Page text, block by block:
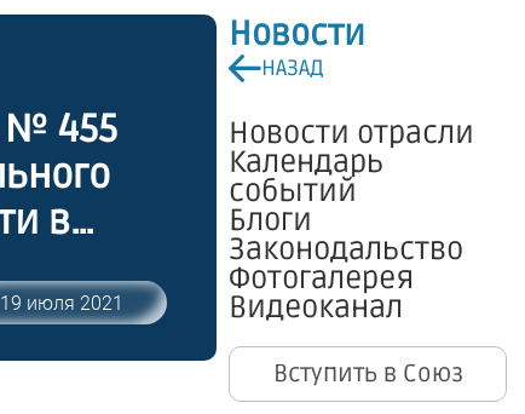
Новости
НАЗАД
Новости отрасли
Календарь
событий
Блоги
Законодальство
Фотогалерея
Видеоканал
Вступить в Союз
№ 455
в
19 июля 2021